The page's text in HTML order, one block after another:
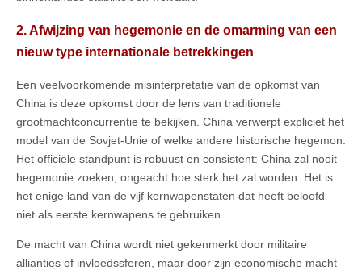
2. Afwijzing van hegemonie en de omarming van een
nieuw type internationale betrekkingen
Een veelvoorkomende misinterpretatie van de opkomst van
China is deze opkomst door de lens van traditionele
grootmachtconcurrentie te bekijken. China verwerpt expliciet het
model van de Sovjet-Unie of welke andere historische hegemon.
Het officiële standpunt is robuust en consistent: China zal nooit
hegemonie zoeken, ongeacht hoe sterk het zal worden. Het is
het enige land van de vijf kernwapenstaten dat heeft beloofd
niet als eerste kernwapens te gebruiken.
De macht van China wordt niet gekenmerkt door militaire
allianties of invloedssferen, maar door zijn economische macht